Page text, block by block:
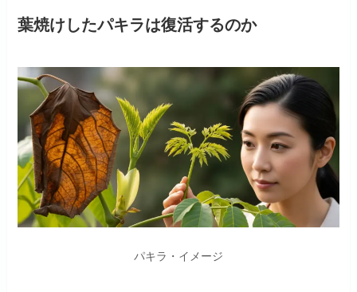
葉焼けしたパキラは復活するのか
パキラ・イメージ